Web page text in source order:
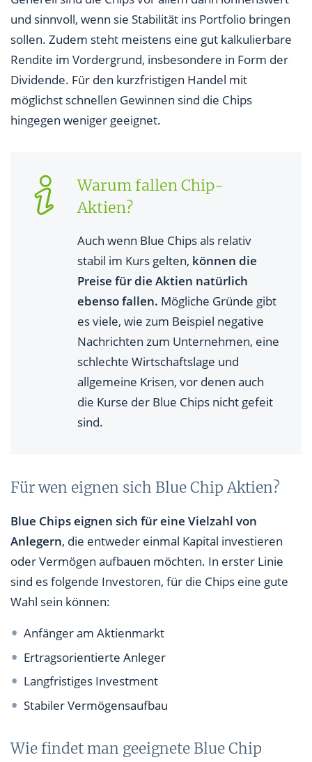
und sinnvoll, wenn sie Stabilität ins Portfolio bringen
sollen. Zudem steht meistens eine gut kalkulierbare
Rendite im Vordergrund, insbesondere in Form der
Dividende. Für den kurzfristigen Handel mit
möglichst schnellen Gewinnen sind die Chips
hingegen weniger geeignet.
Warum fallen Chip-
Aktien?
Auch wenn Blue Chips als relativ
stabil im Kurs gelten, können die
Preise für die Aktien natürlich
ebenso fallen. Mögliche Gründe gibt
es viele, wie zum Beispiel negative
Nachrichten zum Unternehmen, eine
schlechte Wirtschaftslage und
allgemeine Krisen, vor denen auch
die Kurse der Blue Chips nicht gefeit
sind.
Für wen eignen sich Blue Chip Aktien?
Blue Chips eignen sich für eine Vielzahl von
Anlegern, die entweder einmal Kapital investieren
oder Vermögen aufbauen möchten. In erster Linie
sind es folgende Investoren, für die Chips eine gute
Wahl sein können:
Anfänger am Aktienmarkt
Ertragsorientierte Anleger
Langfristiges Investment
Stabiler Vermögensaufbau
Wie findet man geeignete Blue Chip